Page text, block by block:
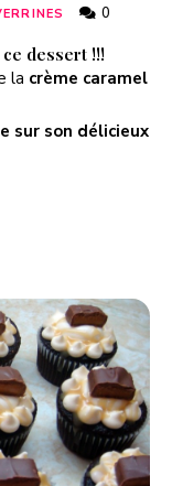
0
dessert !!!
la crème caramel
sur son délicieux